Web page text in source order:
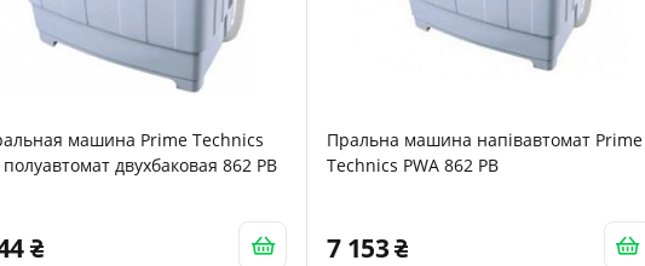
машина Prime Technics
полуавтомат двухбаковая 862 PB
Пральна машина напівавтомат Prime
Technics PWA 862 PB
7 153